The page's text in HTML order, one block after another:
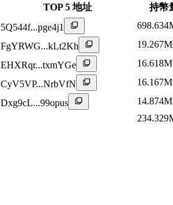
TOP 5 地址
持幣
5Q544f...pge4j1
FgYRWG...kLt2Kh
19.267M
EHXRqr...txmYGe
16.618M
CyV5VP...NrbVfN
16.167M
Dxg9cL...99opus
14.874M